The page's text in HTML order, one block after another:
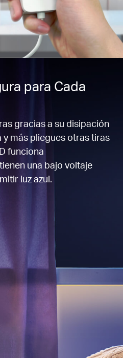
para Cada
gracias a su disipación
y más pliegues otras tiras
funciona
una bajo voltaje
luz azul.